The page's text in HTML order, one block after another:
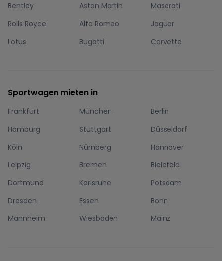
Bentley
Aston Martin
Maserati
Rolls Royce
Alfa Romeo
Jaguar
Lotus
Bugatti Corvette
Sportwagen mieten in
Frankfurt München
Berlin
Hamburg
Stuttgart
Düsseldorf
Köln
Nürnberg
Hannover
Leipzig
Bremen
Bielefeld
Dortmund
Karlsruhe
Potsdam
Dresden
Essen
Bonn
Mannheim
Wiesbaden Mainz